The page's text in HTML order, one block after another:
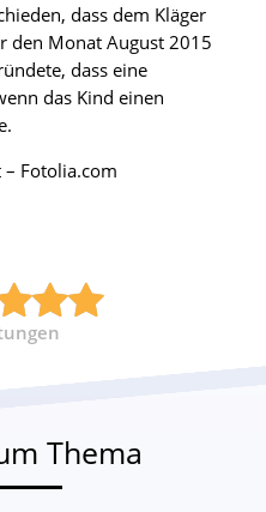
dass dem Kläger
den Monat August 2015
dass eine
das Kind einen
Fotolia.com
Thema